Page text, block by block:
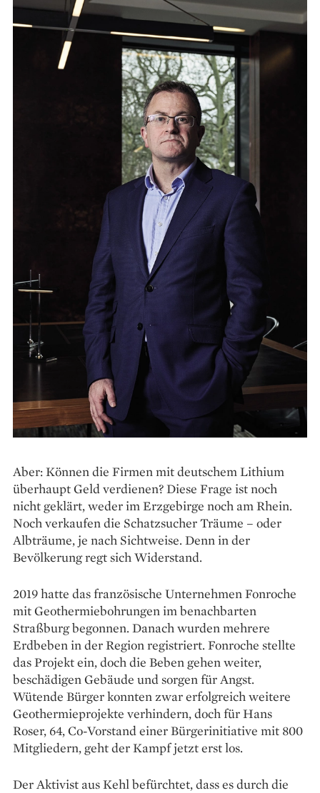
Aber: Können die Firmen mit deutschem Lithium
überhaupt Geld verdienen? Diese Frage ist noch
nicht geklärt, weder im Erzgebirge noch am Rhein.
Noch verkaufen die Schatzsucher Träume – oder
Albträume, je nach Sichtweise. Denn in der
Bevölkerung regt sich Widerstand.
2019 hatte das französische Unternehmen Fonroche
mit Geothermiebohrungen im be­nachbarten
Straßburg begonnen. Danach wurden mehrere
Erdbeben in der Region registriert. Fonroche stellte
das Projekt ein, doch die Beben gehen weiter,
beschädigen Gebäude und sorgen für Angst.
Wütende Bürger konnten zwar erfolgreich weitere
Geothermieprojekte verhindern, doch für Hans
Roser, 64, Co-Vorstand einer Bürgerinitiative mit 800
Mitgliedern, geht der Kampf jetzt erst los.
Der Aktivist aus Kehl befürchtet, dass es durch die